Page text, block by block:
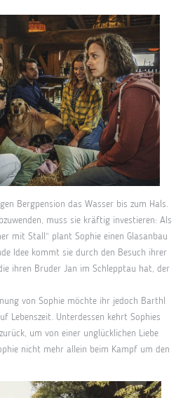
Bergpension das Wasser bis zum Hals.
muss sie kräftig investieren: Als
mit Stall“ plant Sophie einen Glasanbau
Idee kommt sie durch den Besuch ihrer
ihren Bruder Jan im Schlepptau hat, der
von Sophie möchte ihr jedoch Barthl
Lebenszeit. Unterdessen kehrt Sophies
um von einer unglücklichen Liebe
nicht mehr allein beim Kampf um den